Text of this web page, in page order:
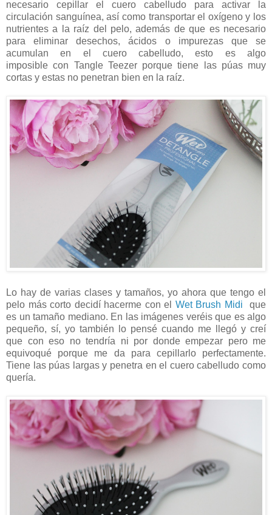
necesario cepillar el cuero cabelludo para activar la
circulación sanguínea, así como transportar el oxígeno y los
nutrientes a la raíz del pelo, además de que es necesario
para eliminar desechos, ácidos o impurezas que se
acumulan en el cuero cabelludo, esto es algo
imposible con Tangle Teezer porque tiene las púas muy
cortas y estas no penetran bien en la raíz.
Lo hay de varias clases y tamaños, yo ahora que tengo el
pelo más corto decidí hacerme con el Wet Brush Midi que
es un tamaño mediano. En las imágenes veréis que es algo
pequeño, sí, yo también lo pensé cuando me llegó y creí
que con eso no tendría ni por donde empezar pero me
equivoqué porque me da para cepillarlo perfectamente.
Tiene las púas largas y penetra en el cuero cabelludo como
quería.